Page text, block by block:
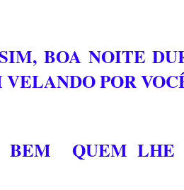
BOA NOITE
POR
BEM QUEM